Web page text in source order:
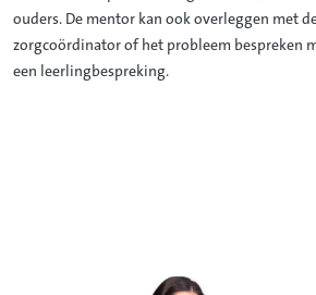
ouders. De mentor kan ook overleggen met
zorgcoördinator of het probleem bespreken
een leerlingbespreking.